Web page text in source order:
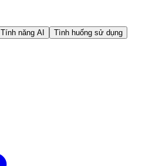
Tính năng AI
Tình huống sử dụng